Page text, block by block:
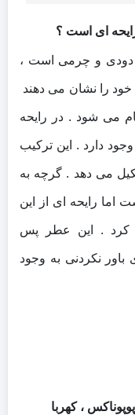
ای است ؟
دودی و چرمی است ،
خود را نشان می دهند
می شود . در رایحه
دارد . این ترکیب
می دهد . گرچه به
اما رایحه ای از این
کرد . این عطر پس
نکردنی به وجود
، کهربا